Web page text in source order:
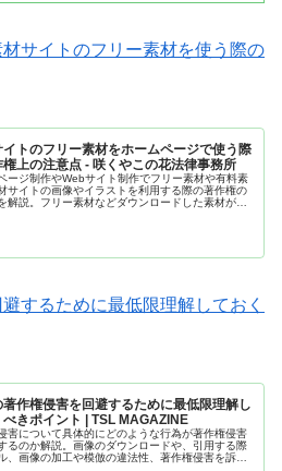
サイトのフリー素材を使う際の
イトのフリー素材をホームページで使う際
権上の注意点 - 咲くやこの花法律事務所
ージ制作やWebサイト制作でフリー素材や有料素
サイトの画像やイラストを利用する際の著作権の
解説。フリー素材などダウンロードした素材が著
するために最低限理解しておく
著作権侵害を回避するために最低限理解し
べきポイント | TSL MAGAZINE
害について具体的にどのような行為が著作権侵害
るのか解説。画像のダウンロードや、引用する際
、画像の加工や模倣の違法性、著作権侵害を訴え